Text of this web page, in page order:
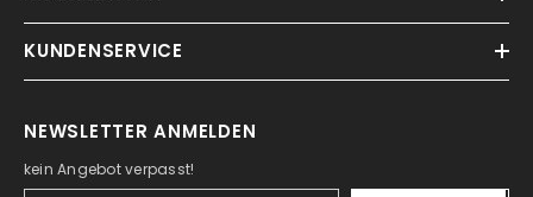
KUNDENSERVICE
NEWSLETTER ANMELDEN
kein Angebot verpasst!